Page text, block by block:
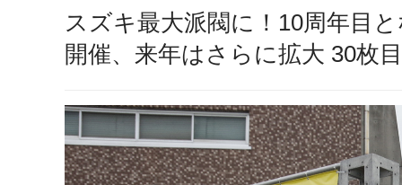
スズキ最大派閥に！10周年目
開催、来年はさらに拡大 30枚